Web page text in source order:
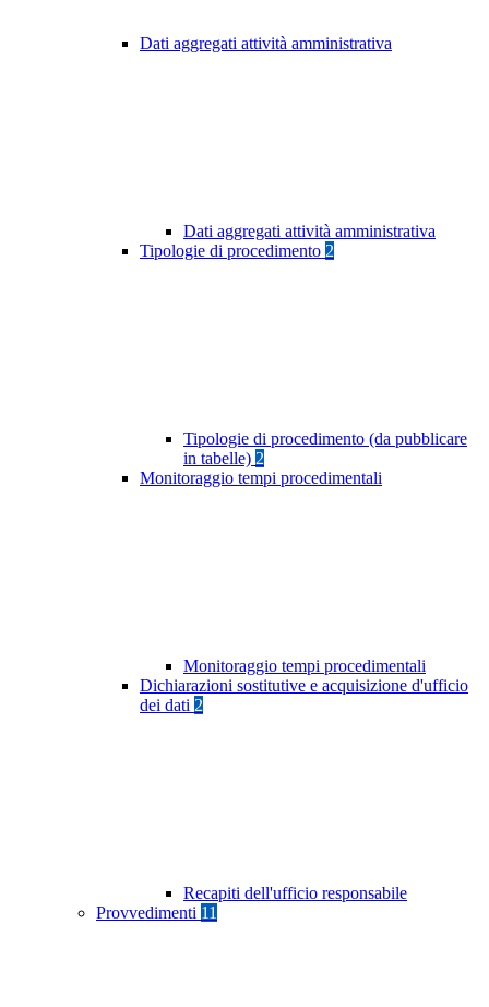
Dati aggregati attività amministrativa
Dati aggregati attività amministrativa
Tipologie di procedimento 2
Tipologie di procedimento (da pubblicare
in tabelle) 2
Monitoraggio tempi procedimentali
Monitoraggio tempi procedimentali
Dichiarazioni sostitutive e acquisizione d'ufficio
dei dati 2
Recapiti dell'ufficio responsabile
Provvedimenti 11